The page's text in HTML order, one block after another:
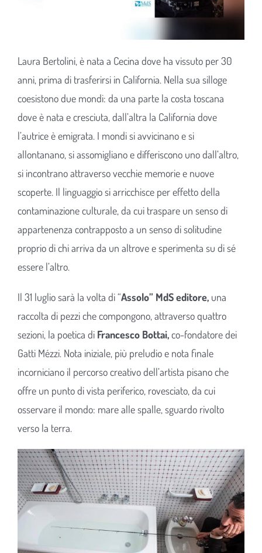
Laura Bertolini, è nata a Cecina dove ha vissuto per 30
anni, prima di trasferirsi in California. Nella sua silloge
coesistono due mondi: da una parte la costa toscana
dove è nata e cresciuta, dall’altra la California dove
l’autrice è emigrata. I mondi si avvicinano e si
allontanano, si assomigliano e differiscono uno dall’altro,
si incontrano attraverso vecchie memorie e nuove
scoperte. Il linguaggio si arricchisce per effetto della
contaminazione culturale, da cui traspare un senso di
appartenenza contrapposto a un senso di solitudine
proprio di chi arriva da un altrove e sperimenta su di sé
essere l’altro.
Il 31 luglio sarà la volta di “Assolo” MdS editore, una
raccolta di pezzi che compongono, attraverso quattro
sezioni, la poetica di Francesco Bottai,co-fondatore dei
Gatti Mézzi. Nota iniziale, più preludio e nota finale
incorniciano il percorso creativo dell’artista pisano che
offre un punto di vista periferico, rovesciato, da cui
osservare il mondo: mare alle spalle, sguardo rivolto
verso la terra.